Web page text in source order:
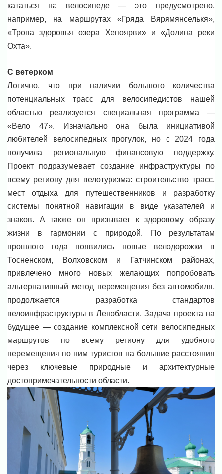
кататься на велосипеде — это предусмотрено,
например, на маршрутах «Гряда Вярямянселькя»,
«Тропа здоровья озера Хепоярви» и «Долина реки
Охта».
С ветерком
Логично, что при наличии большого количества
потенциальных трасс для велосипедистов нашей
областью реализуется специальная программа —
«Вело 47». Изначально она была инициативой
любителей велосипедных прогулок, но с 2024 года
получила региональную финансовую поддержку.
Проект подразумевает создание инфраструктуры по
всему региону для велотуризма: строительство трасс,
мест отдыха для путешественников и разработку
системы понятной навигации в виде указателей и
знаков. А также он призывает к здоровому образу
жизни в гармонии с природой. По результатам
прошлого года появились новые велодорожки в
Тосненском, Волховском и Гатчинском районах,
привлечено много новых желающих попробовать
альтернативный метод перемещения без автомобиля,
продолжается разработка стандартов
велоинфраструктуры в Ленобласти. Задача проекта на
будущее — создание комплексной сети велосипедных
маршрутов по всему региону для удобного
перемещения по ним туристов на большие расстояния
через ключевые природные и архитектурные
достопримечательности области.